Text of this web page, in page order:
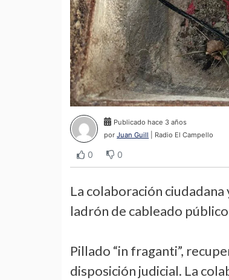
Publicado hace 3 años
porJuan Guill | Radio El Campello
0 0
La colaboración
ladrón de cableado
Pillado “in fraganti”,
disposición judicial. La